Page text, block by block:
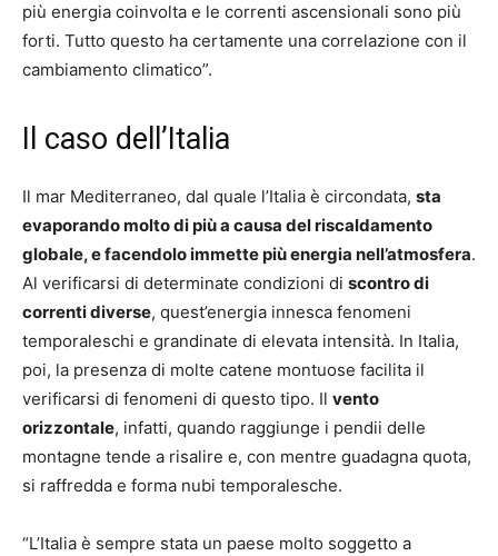
più energia coinvolta e le correnti ascensionali sono più
forti. Tutto questo ha certamente una correlazione con il
cambiamento climatico”.
Il caso dell’Italia
Il mar Mediterraneo, dal quale l’Italia è circondata, sta
evaporando molto di più a causa del riscaldamento
globale, e facendolo immette più energia nell’atmosfera.
Al verificarsi di determinate condizioni di scontro di
correnti diverse, quest’energia innesca fenomeni
temporaleschi e grandinate di elevata intensità. In Italia,
poi, la presenza di molte catene montuose facilita il
verificarsi di fenomeni di questo tipo. Il vento
orizzontale, infatti, quando raggiunge i pendii delle
montagne tende a risalire e, con mentre guadagna quota,
si raffredda e forma nubi temporalesche.
“L’Italia è sempre stata un paese molto soggetto a